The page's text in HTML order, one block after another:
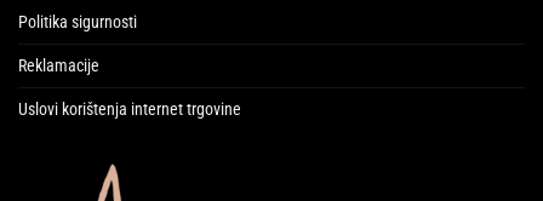
Politika sigurnosti
Reklamacije
Uslovi korištenja internet trgovine